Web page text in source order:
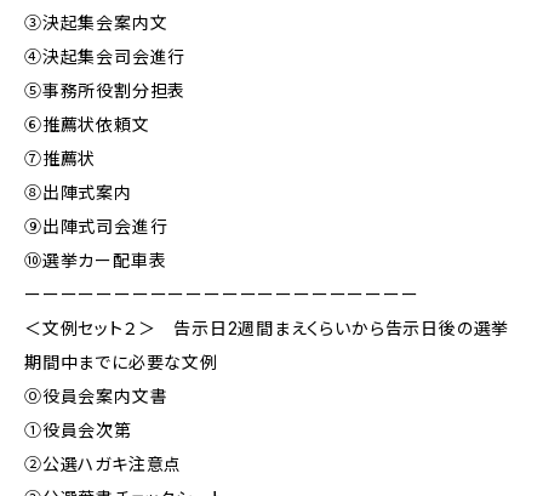
③決起集会案内文
④決起集会司会進行
⑤事務所役割分担表
⑥推薦状依頼文
⑦推薦状
⑧出陣式案内
⑨出陣式司会進行
⑩選挙カー配車表
ーーーーーーーーーーーーーーーーーーーーーー
＜文例セット２＞ 告示日2週間まえくらいから告示日後の選挙
期間中までに必要な文例
⓪役員会案内文書
①役員会次第
②公選ハガキ注意点